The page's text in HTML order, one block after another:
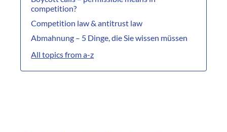
competition?
Competition law & antitrust law
Abmahnung – 5 Dinge, die Sie wissen müssen
All topics from a-z